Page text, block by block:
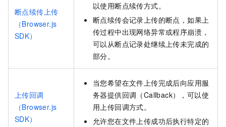
断点续传上传
（Browser.js
SDK）
以使用断点续传方式。
断点续传会记录上传的断点，如果上
传过程中出现网络异常或程序崩溃，
可以从断点记录处继续上传未完成的
部分。
上传回调
（Browser.js
SDK）
当您希望在文件上传完成后向应用服
务器提供回调（Callback），可以使
用上传回调方式。
允许您在文件上传成功后执行特定的